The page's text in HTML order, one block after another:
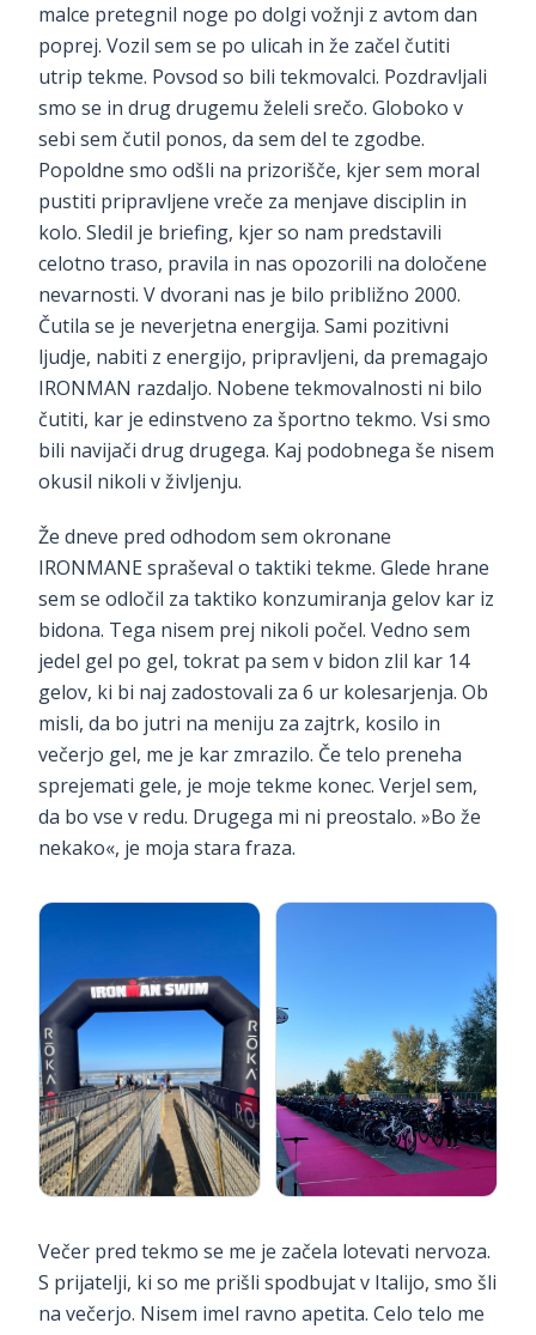
malce pretegnil noge po dolgi vožnji z avtom dan
poprej. Vozil sem se po ulicah in že začel čutiti
utrip tekme. Povsod so bili tekmovalci. Pozdravljali
smo se in drug drugemu želeli srečo. Globoko v
sebi sem čutil ponos, da sem del te zgodbe.
Popoldne smo odšli na prizorišče, kjer sem moral
pustiti pripravljene vreče za menjave disciplin in
kolo. Sledil je briefing, kjer so nam predstavili
celotno traso, pravila in nas opozorili na določene
nevarnosti. V dvorani nas je bilo približno 2000.
Čutila se je neverjetna energija. Sami pozitivni
ljudje, nabiti z energijo, pripravljeni, da premagajo
IRONMAN razdaljo. Nobene tekmovalnosti ni bilo
čutiti, kar je edinstveno za športno tekmo. Vsi smo
bili navijači drug drugega. Kaj podobnega še nisem
okusil nikoli v življenju.
Že dneve pred odhodom sem okronane
IRONMANE spraševal o taktiki tekme. Glede hrane
sem se odločil za taktiko konzumiranja gelov kar iz
bidona. Tega nisem prej nikoli počel. Vedno sem
jedel gel po gel, tokrat pa sem v bidon zlil kar 14
gelov, ki bi naj zadostovali za 6 ur kolesarjenja. Ob
misli, da bo jutri na meniju za zajtrk, kosilo in
večerjo gel, me je kar zmrazilo. Če telo preneha
sprejemati gele, je moje tekme konec. Verjel sem,
da bo vse v redu. Drugega mi ni preostalo. »Bo že
nekako«, je moja stara fraza.
Večer pred tekmo se me je začela lotevati nervoza.
S prijatelji, ki so me prišli spodbujat v Italijo, smo šli
na večerjo. Nisem imel ravno apetita. Celo telo me